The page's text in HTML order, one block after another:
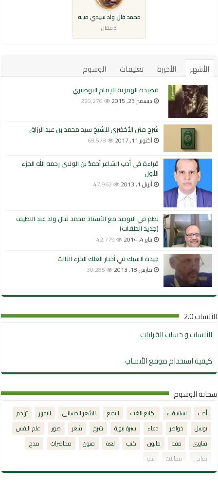
محمد فال ولد سيدي ميله
3 مقال
الأشهر الأخيرة تعليقات الوسوم
قصيدة الهمزية للإمام البوصيري
ديسمبر 23, 2015 220,270
شرح متن الأخضري للشيخ سيد محمد بن عبد الرزاق
أكتوبر 11, 2017 69,578
قراءة في أدب الشاعر أحمدُّ بن الولاي رحمه الله الجزء
الأول
أبريل 1, 2013 47,962
نظم في التوحيد مع الأستاذ محمد فال ولد عبد اللطيف
(جديد الحلقات)
يناير 4, 2014 42,779
جيدة السبك في أخبار العلك الجزء الثالث
مارس 18, 2013 30,285
الأنساب 2.0
الأنساب و حساب القرابات
كيفية استخدام موقع الأنساب
سحابة الوسوم
أدب استسقاء اكليع الغب البديع الشعر الحساني انيفرار
تراجم
توسل
خواطر دعاء سيرة نبوية شرح شعر صور
علم النفس
فتاوى
فقه قانون كتب لغة متون محاضرات
مدح
مراثي
مقالات نحو